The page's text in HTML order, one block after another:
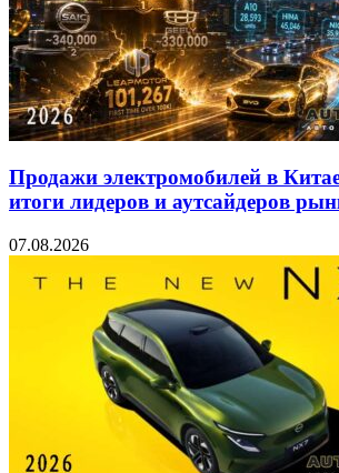
Продажи электромобилей в
итоги лидеров и аутсайдеров
07.08.2026